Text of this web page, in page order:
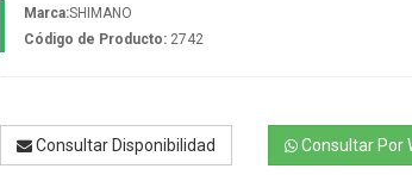
Marca:SHIMANO
Código de Producto: 2742
Consultar Disponibilidad Consultar Por